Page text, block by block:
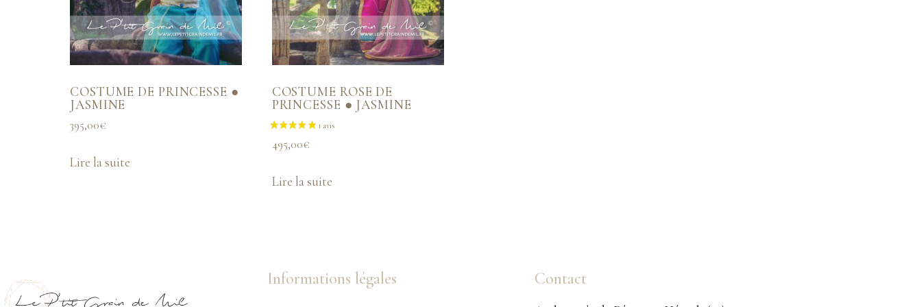
COSTUME DE PRINCESSE ●
JASMINE
395,00€
Lire la suite
COSTUME ROSE DE
PRINCESSE ● JASMINE
495,00€
Lire la suite
Informations légales Contact